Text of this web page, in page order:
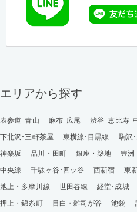
エリアから探す
表参道･青山 麻布･広尾 渋谷･恵比寿･
下北沢･三軒茶屋
東横線･目黒線 駒沢･
神楽坂
品川・田町 銀座・築地 豊洲
中央線
千駄ヶ谷･四ッ谷 西新宿 東
池上・多摩川線
世田谷線 経堂･成城
押上・錦糸町
目白・雑司が谷 池袋